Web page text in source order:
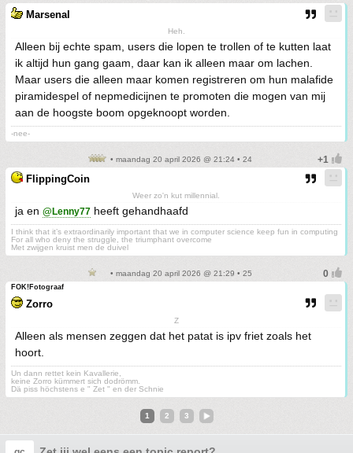
Marsenal
Heh.
Alleen bij echte spam, users die lopen te trollen of te kutten laat
ik altijd hun gang gaam, daar kan ik alleen maar om lachen.
Maar users die alleen maar komen registreren om hun malafide
piramidespel of nepmedicijnen te promoten die mogen van mij
aan de hoogste boom opgeknoopt worden.
-nee-
• maandag 20 april 2026 @ 21:24 • 24
FlippingCoin
Weer zo'n kut millennial.
ja en @Lenny77 heeft gehandhaafd
I think that it’s extraordinarily important that we in computer science keep fun in computing
For all who deny the struggle, the triumphant overcome
Met zwijgen kruist men de duivel
• maandag 20 april 2026 @ 21:29 • 25
FOK!Fotograaf
Zorro
Z
Alleen als mensen zeggen dat het patat is ipv friet zoals het
hoort.
Un dann rettet kein Kavallerie,
keine Zorro kümmert sich dodrömm.
Dä piss höchstens e " Zet " en der Schnie
1 2 3